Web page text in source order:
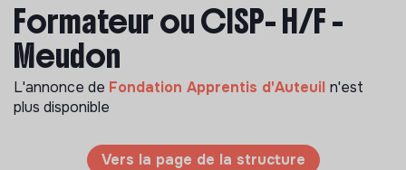
Formateur ou CISP- H/F -
Meudon
L'annonce de Fondation Apprentis d'Auteuil n'est
plus disponible
Vers la page de la structure